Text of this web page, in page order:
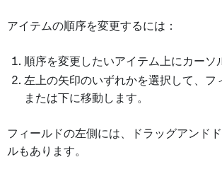
アイテムの順序を変更するには：
順序を変更したいアイテム上にカーソ
左上の矢印のいずれかを選択して、フ
または下に移動します。
フィールドの左側には、ドラッグアンド
ルもあります。